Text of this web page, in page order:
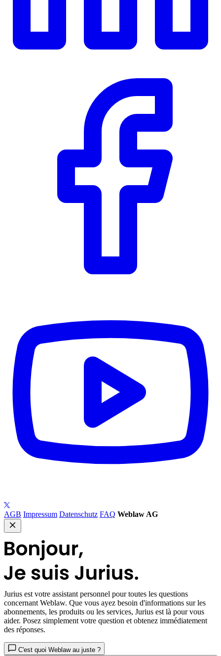
AGB Impressum Datenschutz FAQ Weblaw AG
Jurius est votre assistant personnel pour toutes les questions
concernant Weblaw. Que vous ayez besoin d'informations sur les
abonnements, les produits ou les services, Jurius est là pour vous
aider. Posez simplement votre question et obtenez immédiatement
des réponses.
C'est quoi Weblaw au juste ?